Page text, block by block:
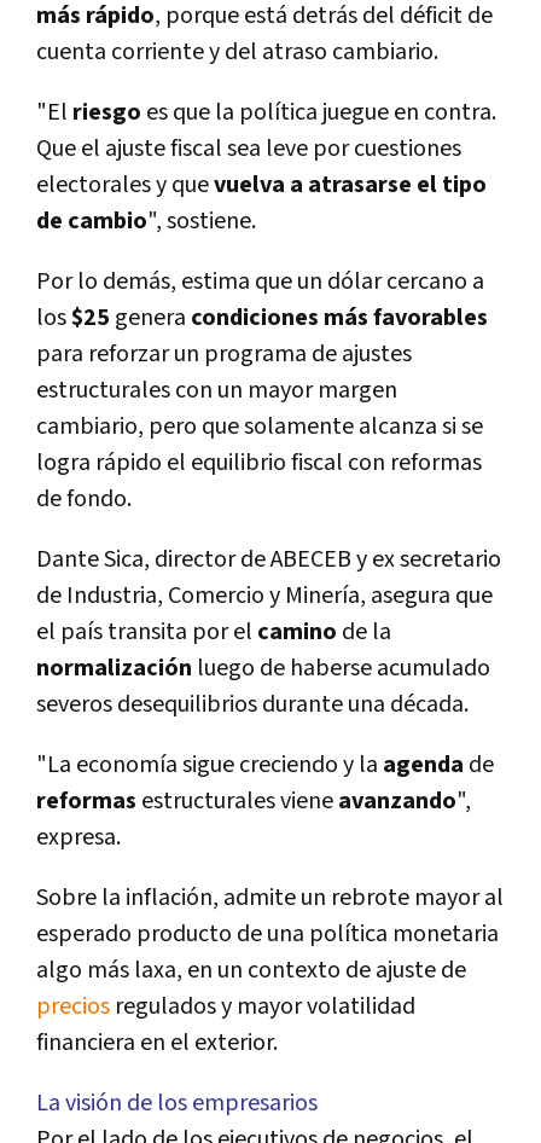
más rápido, porque está detrás del déficit de
cuenta corriente y del atraso cambiario.
"El riesgo es que la polí­tica juegue en contra.
Que el ajuste fiscal sea leve por cuestiones
electorales y quevuelva a atrasarse el tipo
de cambio", sostiene.
Por lo demás, estima que un dólar cercano a
los$25 genera condiciones más favorables
para reforzar un programa de ajustes
estructurales con un mayor margen
cambiario, pero que solamente alcanza si se
logra rápido el equilibrio fiscal con reformas
de fondo.
Dante Sica, director de ABECEB y ex secretario
de Industria, Comercio y Minerí­a, asegura que
el paí­s transita por el camino de la
normalización luego de haberse acumulado
severos desequilibrios durante una década.
"La economí­a sigue creciendo y la agenda de
reformas estructurales vieneavanzando",
expresa.
Sobre la inflación, admite un rebrote mayor al
esperado producto de una polí­tica monetaria
algo más laxa, en un contexto de ajuste de
precios regulados y mayor volatilidad
financiera en el exterior.
La visión de los empresarios